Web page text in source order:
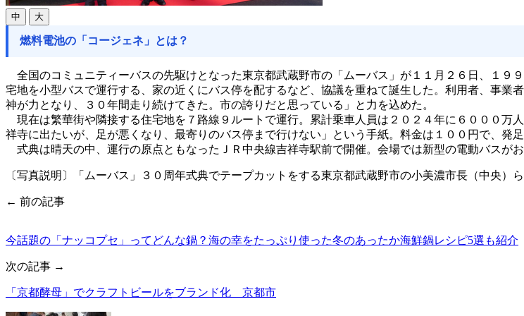
中 大
燃料電池の「コージェネ」とは？
全国のコミュニティーバスの先駆けとなった東京都武蔵野市の「ムーバス」が１１月２６日、１９
宅地を小型バスで運行する、家の近くにバス停を配するなど、協議を重ねて誕生した。利用者、事
神が力となり、３０年間走り続けてきた。市の誇りだと思っている」と力を込めた。
現在は繁華街や隣接する住宅地を７路線９ルートで運行。累計乗車人員は２０２４年に６０００万
祥寺に出たいが、足が悪くなり、最寄りのバス停まで行けない」という手紙。料金は１００円で、発足
式典は晴天の中、運行の原点ともなったＪＲ中央線吉祥寺駅前で開催。会場では新型の電動バスが
〔写真説明〕「ムーバス」３０周年式典でテープカットをする東京都武蔵野市の小美濃市長（中央）
← 前の記事
今話題の「ナッコプセ」ってどんな鍋？海の幸をたっぷり使った冬のあったか海鮮鍋レシピ5選も紹介
次の記事 →
「京都酵母」でクラフトビールをブランド化 京都市